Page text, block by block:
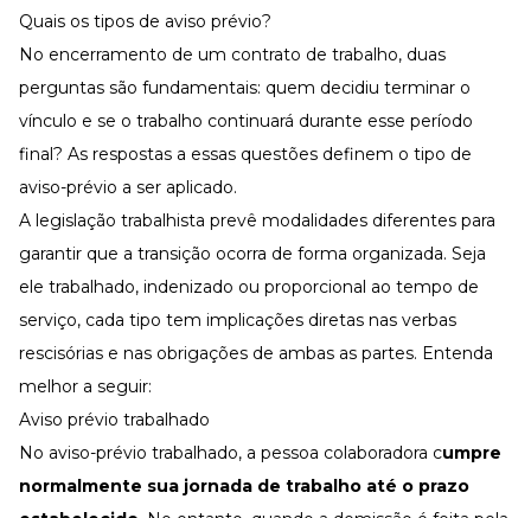
Quais os tipos de aviso prévio?
No encerramento de um contrato de trabalho, duas
perguntas são fundamentais: quem decidiu terminar o
vínculo e se o trabalho continuará durante esse período
final? As respostas a essas questões definem o tipo de
aviso-prévio a ser aplicado.
A legislação trabalhista prevê modalidades diferentes para
garantir que a transição ocorra de forma organizada. Seja
ele trabalhado, indenizado ou proporcional ao tempo de
serviço, cada tipo tem implicações diretas nas verbas
rescisórias e nas obrigações de ambas as partes. Entenda
melhor a seguir:
Aviso prévio trabalhado
No aviso-prévio trabalhado, a pessoa colaboradora cumpre
normalmente sua jornada de trabalho até o prazo